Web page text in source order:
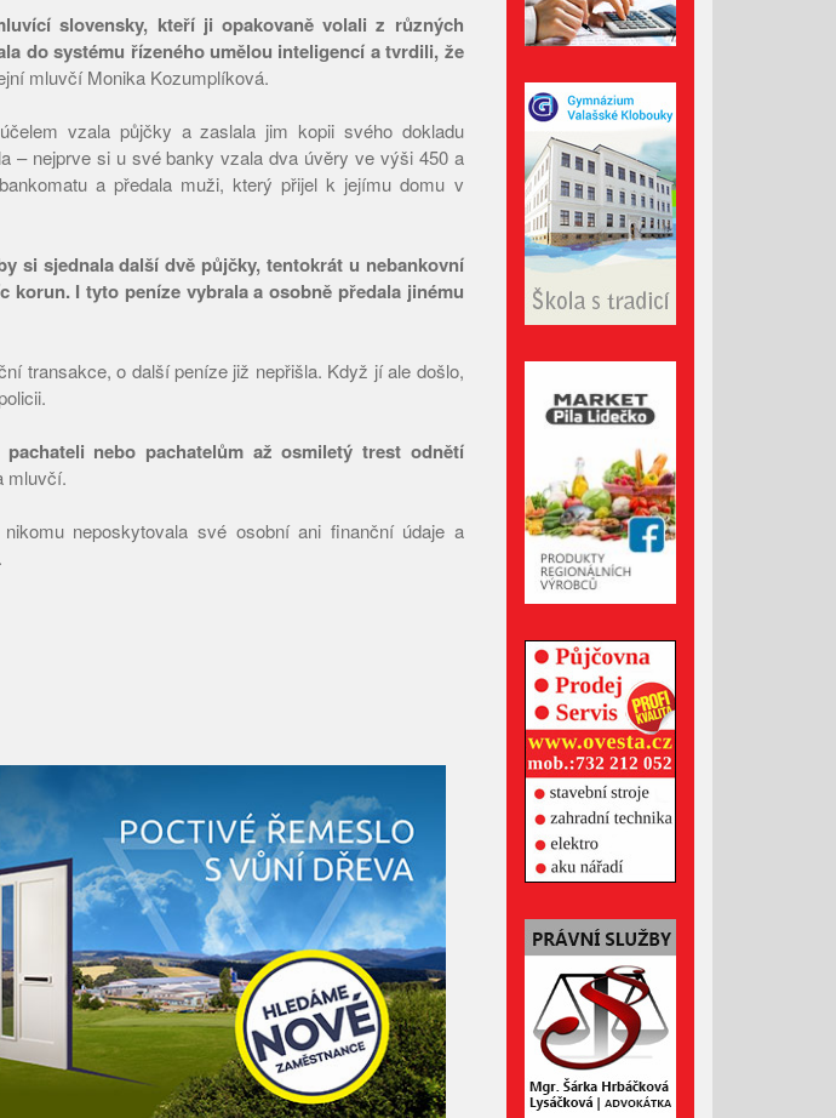
Leden 2026
Listopad 2025
Říjen 2025
Září 2025
Srpen 2025
Červenec 2025
Červen 2025
Květen 2025
Duben 2025
Březen 2025
Únor 2025
Leden 2025
Prosinec 2024
Listopad 2024
Říjen 2024
Září 2024
Srpen 2024
Červenec 2024
Červen 2024
Květen 2024
Duben 2024
Březen 2024
Únor 2024
Prosinec 2023
Listopad 2023
Říjen 2023
Září 2023
Srpen 2023
Červenec 2023
slovensky, kteří ji opakovaně volali z různých
do systému řízeného umělou inteligencí a tvrdili, že
mluvčí Monika Kozumplíková.
vzala půjčky a zaslala jim kopii svého dokladu
– nejprve si u své banky vzala dva úvěry ve výši 450 a
a předala muži, který přijel k jejímu domu v
si sjednala další dvě půjčky, tentokrát u nebankovní
korun. I tyto peníze vybrala a osobně předala jinému
transakce, o další peníze již nepřišla. Když jí ale došlo,
nebo pachatelům až osmiletý trest odnětí
mluvčí.
neposkytovala své osobní ani finanční údaje a